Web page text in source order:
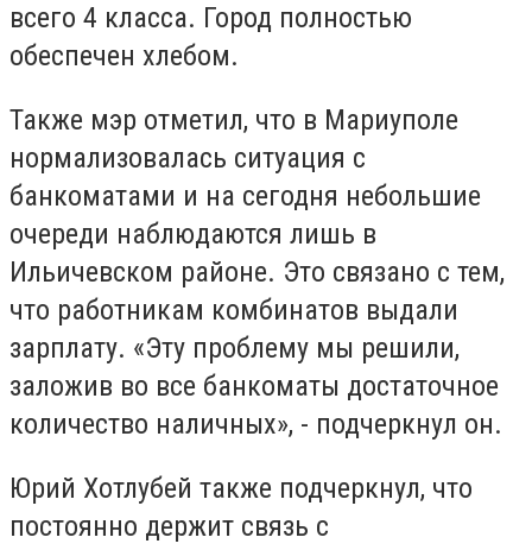
всего 4 класса. Город полностью
обеспечен хлебом.
Также мэр отметил, что в Мариуполе
нормализовалась ситуация с
банкоматами и на сегодня небольшие
очереди наблюдаются лишь в
Ильичевском районе. Это связано с тем,
что работникам комбинатов выдали
зарплату. «Эту проблему мы решили,
заложив во все банкоматы достаточное
количество наличных», - подчеркнул он.
Юрий Хотлубей также подчеркнул, что
постоянно держит связь с